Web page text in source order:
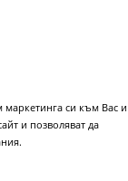
маркетинга си към Вас и
и позволяват да